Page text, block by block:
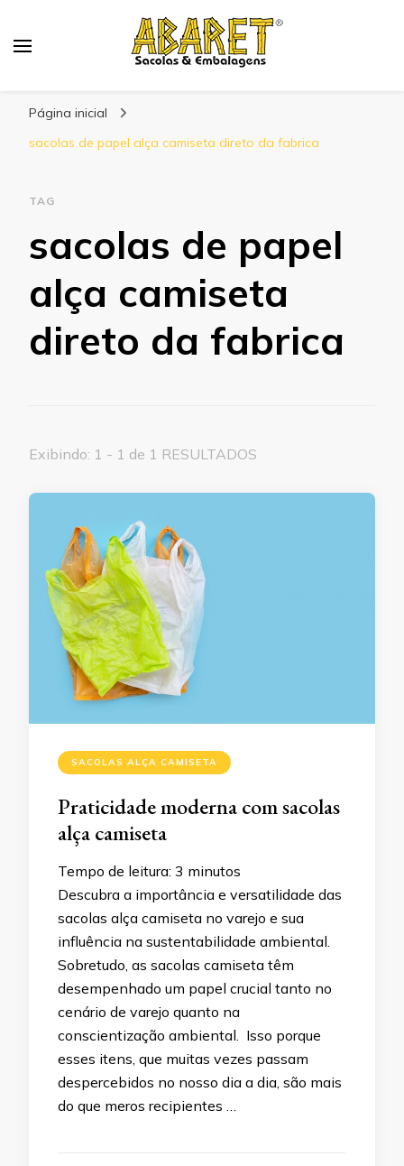
Página inicial
sacolas de papel alça camiseta direto da fabrica
TAG
sacolas de papel
alça camiseta
direto da fabrica
Exibindo: 1 - 1 de 1 RESULTADOS
SACOLAS ALÇA CAMISETA
Praticidade moderna com sacolas
alça camiseta
Tempo de leitura: 3 minutos
Descubra a importância e versatilidade das
sacolas alça camiseta no varejo e sua
influência na sustentabilidade ambiental.
Sobretudo, as sacolas camiseta têm
desempenhado um papel crucial tanto no
cenário de varejo quanto na
conscientização ambiental. Isso porque
esses itens, que muitas vezes passam
despercebidos no nosso dia a dia, são mais
do que meros recipientes …